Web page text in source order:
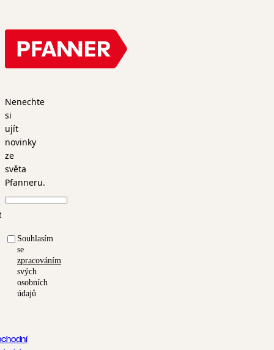
Nenechte
si
ujít
novinky
ze
světa
Pfanneru.
Souhlasím
se
zpracováním
svých
osobních
údajů